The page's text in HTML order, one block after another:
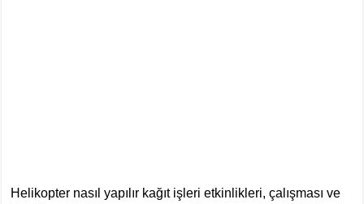
Helikopter nasıl yapılır kağıt işleri etkinlikleri, çalışması ve